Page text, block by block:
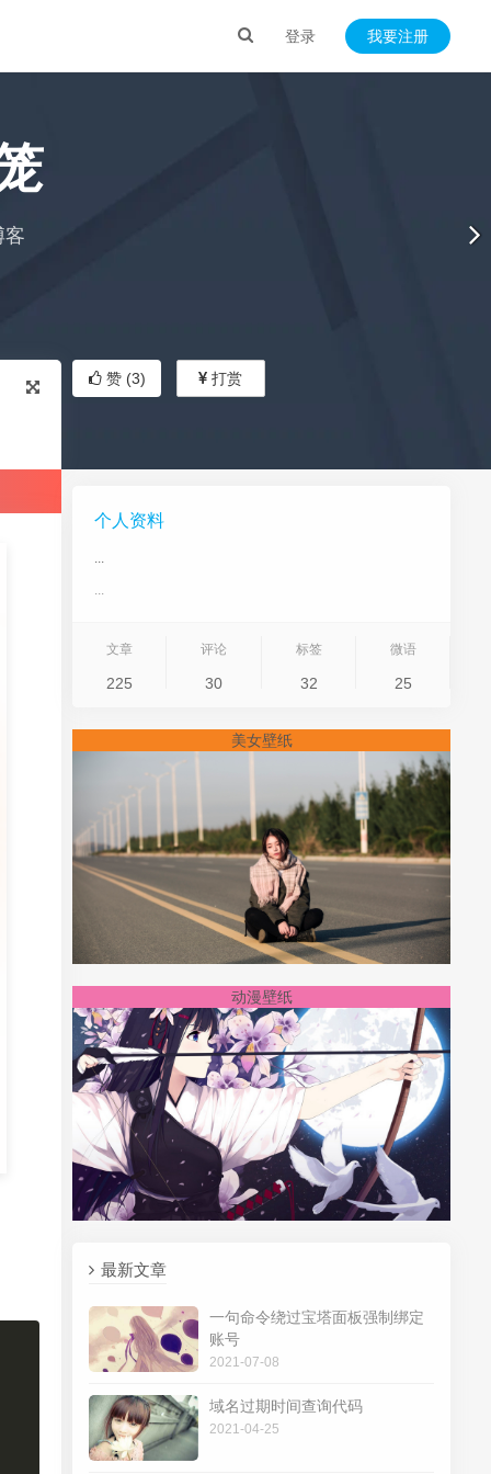
登录 我要注册
客
赞 (3) 打赏
个人资料
...
...
文章
225
评论
30
标签
32
微语
25
美女壁纸
动漫壁纸
最新文章
一句命令绕过宝塔面板强制绑定
账号
2021-07-08
域名过期时间查询代码
2021-04-25